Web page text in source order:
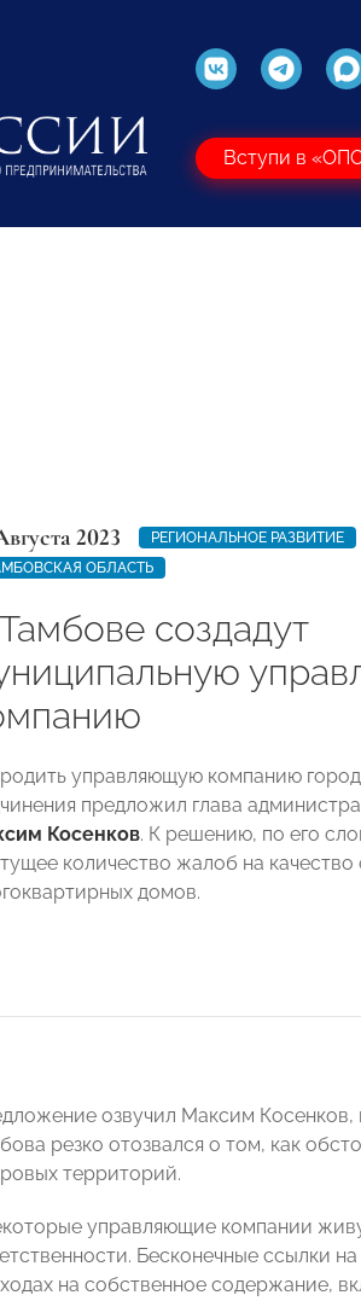
Вступи в
2023
РЕГИОНАЛЬНОЕ РАЗВИТИЕ
ОБЛАСТЬ
создадут
управляющую компанию
предложил глава
Косенков. К решению, по его
количество жалоб на
домов.
озвучил Максим Косенков,
резко отозвался о том, как
территорий.
управляющие компании
Бесконечные ссылки
на собственное содержание,